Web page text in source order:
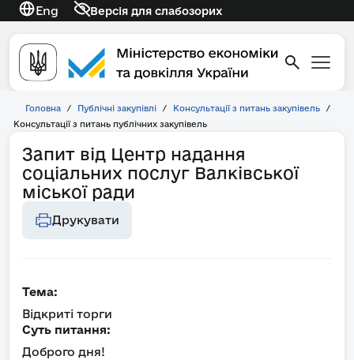
Eng Версія для слабозорих
Головна / Публічні закупівлі / Консультації з питань закупівель
/
Консультації з питань публічних закупівель
Запит від Центр надання
соціальних послуг Валківської
міської ради
Друкувати
Тема:
Відкриті торги
Суть питання:
Доброго дня!